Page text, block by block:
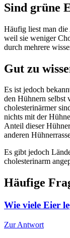
Sind grüne
Häufig liest man die
weil sie weniger
durch mehrere
Gut zu
Es ist jedoch
den Hühnern selbst
cholesterinärmer
nichts mit der
Anteil dieser
anderen
Es gibt jedoch
cholesterinarm
Häufige
Wie viele Eier
Zur Antwort